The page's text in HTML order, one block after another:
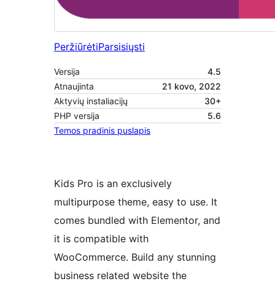
PeržiūrėtiParsisiųsti
Versija
4.5
Atnaujinta
21 kovo, 2022
Aktyvių instaliacijų
30+
PHP versija
5.6
Temos pradinis puslapis
Kids Pro is an exclusively
multipurpose theme, easy to use. It
comes bundled with Elementor, and
it is compatible with
WooCommerce. Build any stunning
business related website the